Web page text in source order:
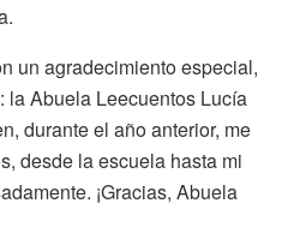
un agradecimiento especial,
la Abuela Leecuentos Lucía
durante el año anterior, me
desde la escuela hasta mi
¡Gracias, Abuela